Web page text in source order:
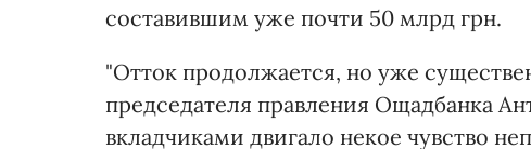
составившим уже почти 50 млрд грн.
"Отток продолжается, но уже
председателя правления Ощадбанка
вкладчиками двигало некое чувство